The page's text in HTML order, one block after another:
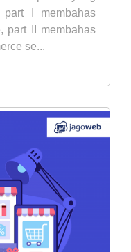
I membahas
part II membahas
se...